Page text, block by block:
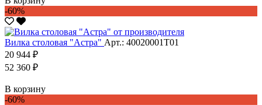
-60%
Вилка столовая "Астра" Арт.: 40020001Т01
20 944 ₽
52 360 ₽
В корзину
-60%